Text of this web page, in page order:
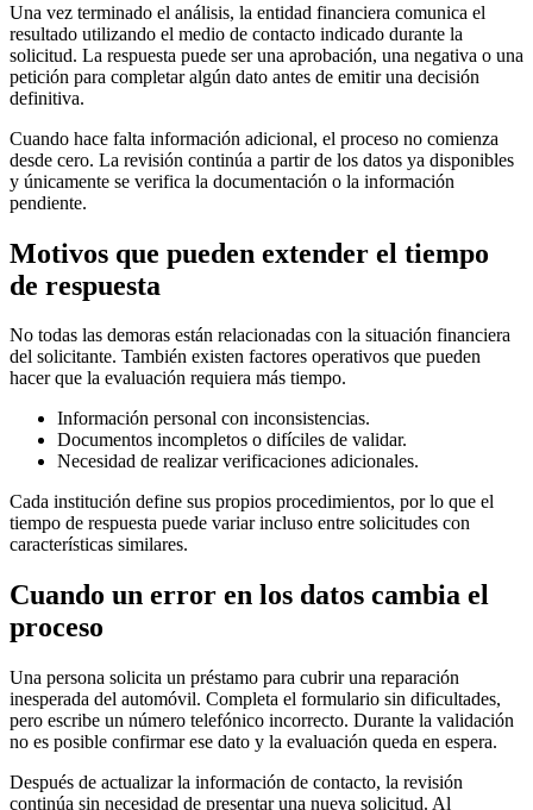
Una vez terminado el análisis, la entidad financiera comunica el
resultado utilizando el medio de contacto indicado durante la
solicitud. La respuesta puede ser una aprobación, una negativa o una
petición para completar algún dato antes de emitir una decisión
definitiva.
Cuando hace falta información adicional, el proceso no comienza
desde cero. La revisión continúa a partir de los datos ya disponibles
y únicamente se verifica la documentación o la información
pendiente.
Motivos que pueden extender el tiempo
de respuesta
No todas las demoras están relacionadas con la situación financiera
del solicitante. También existen factores operativos que pueden
hacer que la evaluación requiera más tiempo.
Información personal con inconsistencias.
Documentos incompletos o difíciles de validar.
Necesidad de realizar verificaciones adicionales.
Cada institución define sus propios procedimientos, por lo que el
tiempo de respuesta puede variar incluso entre solicitudes con
características similares.
Cuando un error en los datos cambia el
proceso
Una persona solicita un préstamo para cubrir una reparación
inesperada del automóvil. Completa el formulario sin dificultades,
pero escribe un número telefónico incorrecto. Durante la validación
no es posible confirmar ese dato y la evaluación queda en espera.
Después de actualizar la información de contacto, la revisión
continúa sin necesidad de presentar una nueva solicitud. Al